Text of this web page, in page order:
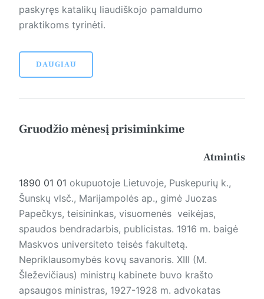
paskyręs katalikų liaudiškojo pamaldumo
praktikoms tyrinėti.
DAUGIAU
Gruodžio mėnesį prisiminkime
Atmintis
1890 01 01 okupuotoje Lietuvoje, Puskepurių k.,
Šunskų vlsč., Marijampolės ap., gimė Juozas
Papečkys, teisininkas, visuomenės veikėjas,
spaudos bendradarbis, publicistas. 1916 m. baigė
Maskvos universiteto teisės fakultetą.
Nepriklausomybės kovų savanoris. XIII (M.
Šleževičiaus) ministrų kabinete buvo krašto
apsaugos ministras, 1927-1928 m. advokatas